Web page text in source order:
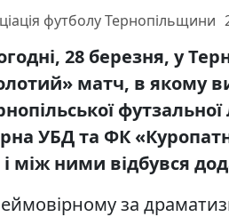
футболу Тернопільщини
28 березня, у
матч, в якому
УБД та ФК
і між ними відбувся
за